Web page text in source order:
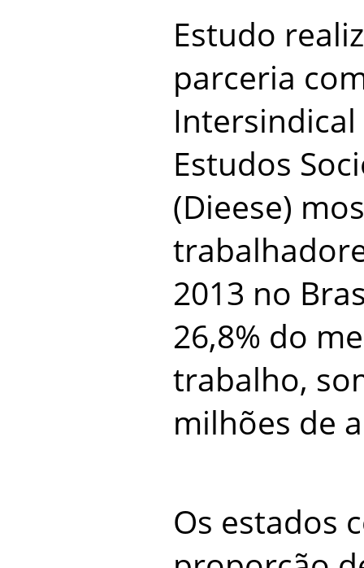
Estudo
parceria
Intersindical
Estudos
(Dieese)
2013 no
26,8% do
trabalho,
milhões de
Os estados